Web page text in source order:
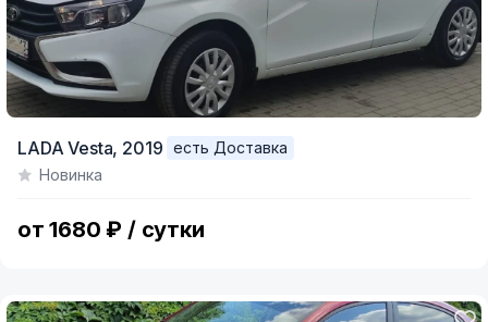
LADA Vesta, 2019
есть Доставка
Новинка
от 1680 ₽ / сутки